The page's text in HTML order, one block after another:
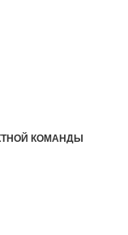
КОМАНДЫ